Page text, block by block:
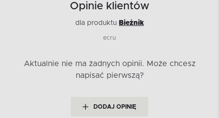
Opinie klientów
dla produktu Bieżnik
ecru
Aktualnie nie ma żadnych opinii. Może chcesz
napisać pierwszą?
DODAJ OPINIĘ